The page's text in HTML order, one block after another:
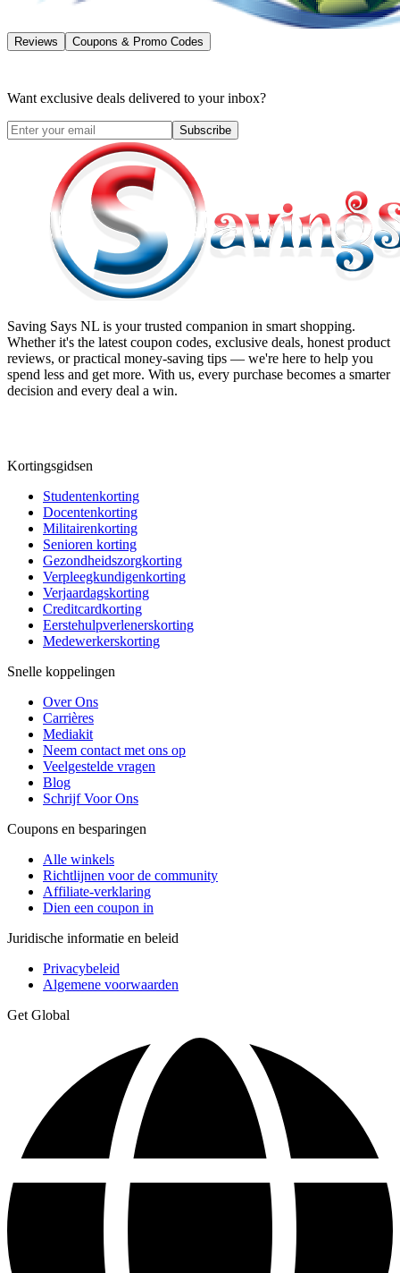
Reviews Coupons & Promo Codes
Want exclusive deals delivered to your inbox?
Subscribe
Saving Says NL is your trusted companion in smart shopping.
Whether it's the latest coupon codes, exclusive deals, honest product
reviews, or practical money-saving tips — we're here to help you
spend less and get more. With us, every purchase becomes a smarter
decision and every deal a win.
Kortingsgidsen
Studentenkorting
Docentenkorting
Militairenkorting
Senioren korting
Gezondheidszorgkorting
Verpleegkundigenkorting
Verjaardagskorting
Creditcardkorting
Eerstehulpverlenerskorting
Medewerkerskorting
Snelle koppelingen
Over Ons
Carrières
Mediakit
Neem contact met ons op
Veelgestelde vragen
Blog
Schrijf Voor Ons
Coupons en besparingen
Alle winkels
Richtlijnen voor de community
Affiliate-verklaring
Dien een coupon in
Juridische informatie en beleid
Privacybeleid
Algemene voorwaarden
Get Global